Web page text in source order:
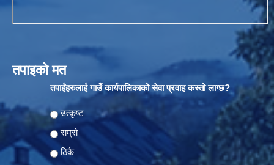
तपाइको मत
तपाईंहरुलाई गाउँ कार्यपालिकाको सेवा प्रवाह कस्तो लाग्छ?
Choices
उत्कृष्ट
राम्रो
ठिकै